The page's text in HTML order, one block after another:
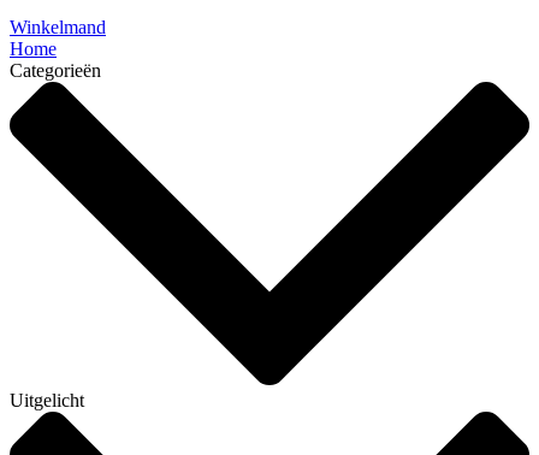
Winkelmand
Home
Categorieën
Uitgelicht